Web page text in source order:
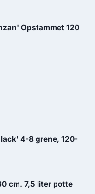
Opstammet 120
4-8 grene, 120-
cm. 7,5 liter potte